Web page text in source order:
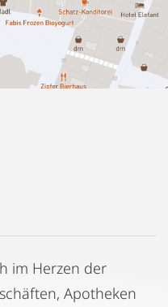
im Herzen der
Apotheken